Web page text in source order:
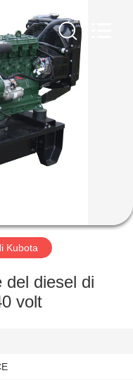
Kubota
del diesel di
volt